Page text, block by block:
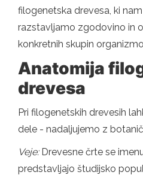
filogenetska drevesa, ki
razstavljamo zgodovino in
konkretnih skupin
Anatomija
drevesa
Pri filogenetskih drevesih
dele - nadaljujemo z
Veje:Drevesne črte se
predstavljajo študijsko